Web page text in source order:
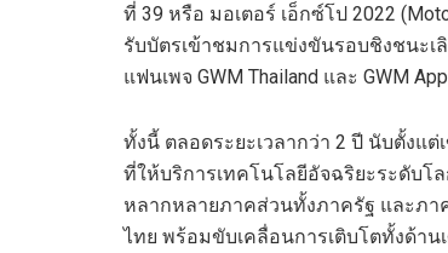
ที่ 39 หรือ มอเตอร์ เอ็กซ์โป 2022
รับบัตรเข้าชมการแข่งขันรอบชิงชนะเ
แฟนเพจ GWM Thailand และ GWM
ทั้งนี้ ตลอดระยะเวลากว่า 2 ปี นับตั้งแต่
ที่ให้บริการเทคโนโลยีอัจฉริยะระดับโล
หลากหลายภาคส่วนทั้งภาครัฐ และภ
ไทย พร้อมขับเคลื่อนการเติบโตทั้งด้า